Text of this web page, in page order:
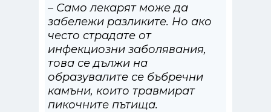
– Само лекарят може да
забележи разликите. Но ако
често страдате от
инфекциозни заболявания,
това се дължи на
образувалите се бъбречни
камъни, които травмират
пикочните пътища.